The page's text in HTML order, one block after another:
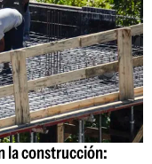
la construcción: